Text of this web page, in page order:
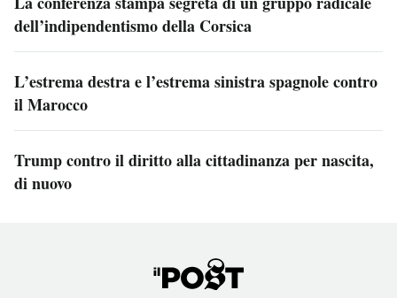
dell’indipendentismo della Corsica
L’estrema destra e l’estrema sinistra spagnole contro
il Marocco
Trump contro il diritto alla cittadinanza per nascita,
di nuovo